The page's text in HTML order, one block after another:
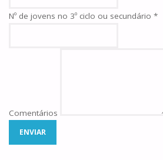
Nº de jovens no 3º ciclo ou secundário *
Comentários
ENVIAR